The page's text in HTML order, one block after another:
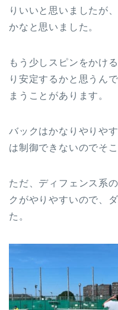
りいいと思いましたが
かなと思いました。
もう少しスピンをかけ
り安定するかと思うん
まうことがあります。
バックはかなりやりや
は制御できないのでそ
ただ、ディフェンス系
クがやりやすいので、
た。